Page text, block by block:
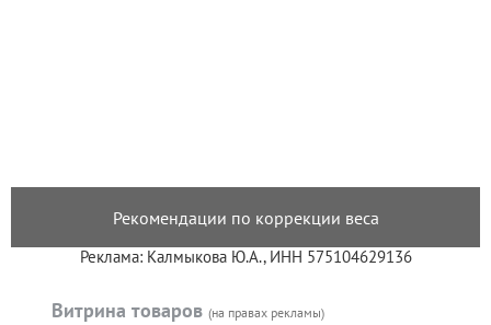
Рекомендации по коррекции веса
Реклама: Калмыкова Ю.А., ИНН 575104629136
Витрина товаров (на правах рекламы)